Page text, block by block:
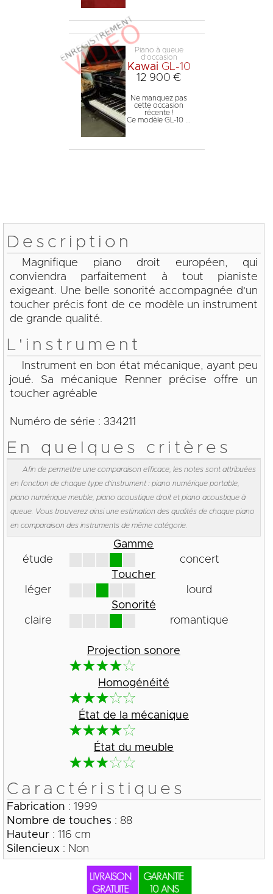
Piano à queue
d'occasion
Kawai GL-10
12 900 €
Ne manquez pas
cette occasion
récente !
Ce modèle GL-10 ...
Description
Magnifique piano droit européen, qui
conviendra parfaitement à tout pianiste
exigeant. Une belle sonorité accompagnée d'un
toucher précis font de ce modèle un instrument
de grande qualité.
L'instrument
Instrument en bon état mécanique, ayant peu
joué. Sa mécanique Renner précise offre un
toucher agréable
Numéro de série : 334211
En quelques critères
Afin de permettre une comparaison efficace, les notes sont attribuées
en fonction de chaque type d'instrument : piano numérique portable,
piano numérique meuble, piano acoustique droit et piano acoustique à
queue. Vous trouverez ainsi une estimation des qualités de chaque piano
en comparaison des instruments de même catégorie.
Gamme
étude
concert
Toucher
léger
lourd
Sonorité
claire
romantique
Projection sonore
Homogénéité
État de la mécanique
État du meuble
Caractéristiques
Fabrication : 1999
Nombre de touches : 88
Hauteur: 116 cm
Silencieux : Non